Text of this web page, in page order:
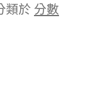
類於 分數